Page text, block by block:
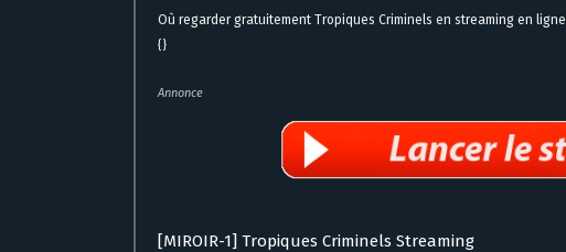
Où regarder gratuitement Tropiques Criminels en streaming en ligne
{}
Annonce
[MIROIR-1] Tropiques Criminels Streaming